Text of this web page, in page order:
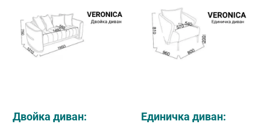
Двойка диван: Единичка диван: